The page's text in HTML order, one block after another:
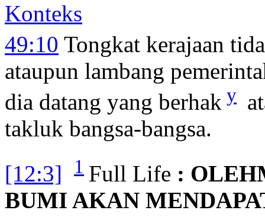
Konteks
49:10 Tongkat kerajaan
ataupun lambang
dia datang yang berhak y
takluk bangsa-bangsa.
[12:3]
1 Full Life :
BUMI AKAN